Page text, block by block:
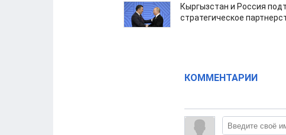
Кыргызстан и Россия
стратегическое
КОММЕНТАРИИ